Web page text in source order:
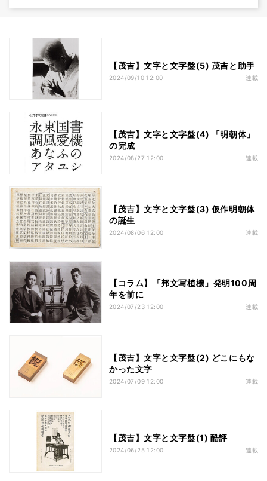
【茂吉】文字と文字盤(5) 茂吉と助手
2024/09/10 12:00 連載
【茂吉】文字と文字盤(4) 「明朝体」
の完成
2024/08/27 12:00 連載
【茂吉】文字と文字盤(3) 仮作明朝体
の誕生
2024/08/06 12:00 連載
【コラム】「邦文写植機」発明100周
年を前に
2024/07/23 12:00 連載
【茂吉】文字と文字盤(2) どこにもな
かった文字
2024/07/09 12:00 連載
【茂吉】文字と文字盤(1) 酷評
2024/06/25 12:00 連載